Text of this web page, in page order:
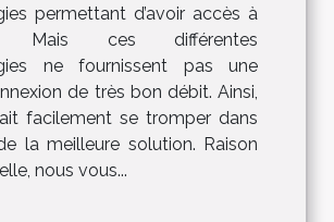
permettant d’avoir accès à
Mais ces différentes
ne fournissent pas une
de très bon débit. Ainsi,
facilement se tromper dans
la meilleure solution. Raison
nous vous...